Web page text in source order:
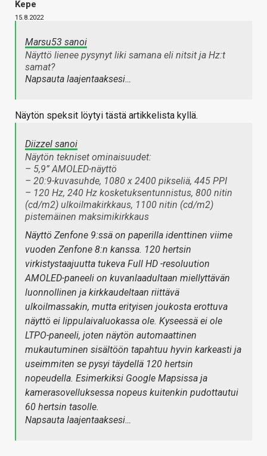
Kepe
15.8.2022
Marsu53 sanoi
Näyttö lienee pysynyt liki samana eli nitsit ja Hz:t
samat?
Napsauta laajentaaksesi…
Näytön speksit löytyi tästä artikkelista kyllä.
Diizzel sanoi
Näytön tekniset ominaisuudet:
– 5,9” AMOLED-näyttö
– 20:9-kuvasuhde, 1080 x 2400 pikseliä, 445 PPI
– 120 Hz, 240 Hz kosketuksentunnistus, 800 nitin
(cd/m2) ulkoilmakirkkaus, 1100 nitin (cd/m2)
pistemäinen maksimikirkkaus
Näyttö Zenfone 9:ssä on paperilla identtinen viime
vuoden Zenfone 8:n kanssa. 120 hertsin
virkistystaajuutta tukeva Full HD -resoluution
AMOLED-paneeli on kuvanlaadultaan miellyttävän
luonnollinen ja kirkkaudeltaan riittävä
ulkoilmassakin, mutta erityisen joukosta erottuva
näyttö ei lippulaivaluokassa ole. Kyseessä ei ole
LTPO-paneeli, joten näytön automaattinen
mukautuminen sisältöön tapahtuu hyvin karkeasti ja
useimmiten se pysyi täydellä 120 hertsin
nopeudella. Esimerkiksi Google Mapsissa ja
kamerasovelluksessa nopeus kuitenkin pudottautui
60 hertsin tasolle.
Napsauta laajentaaksesi…